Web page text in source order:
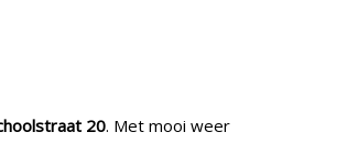
20. Met mooi weer